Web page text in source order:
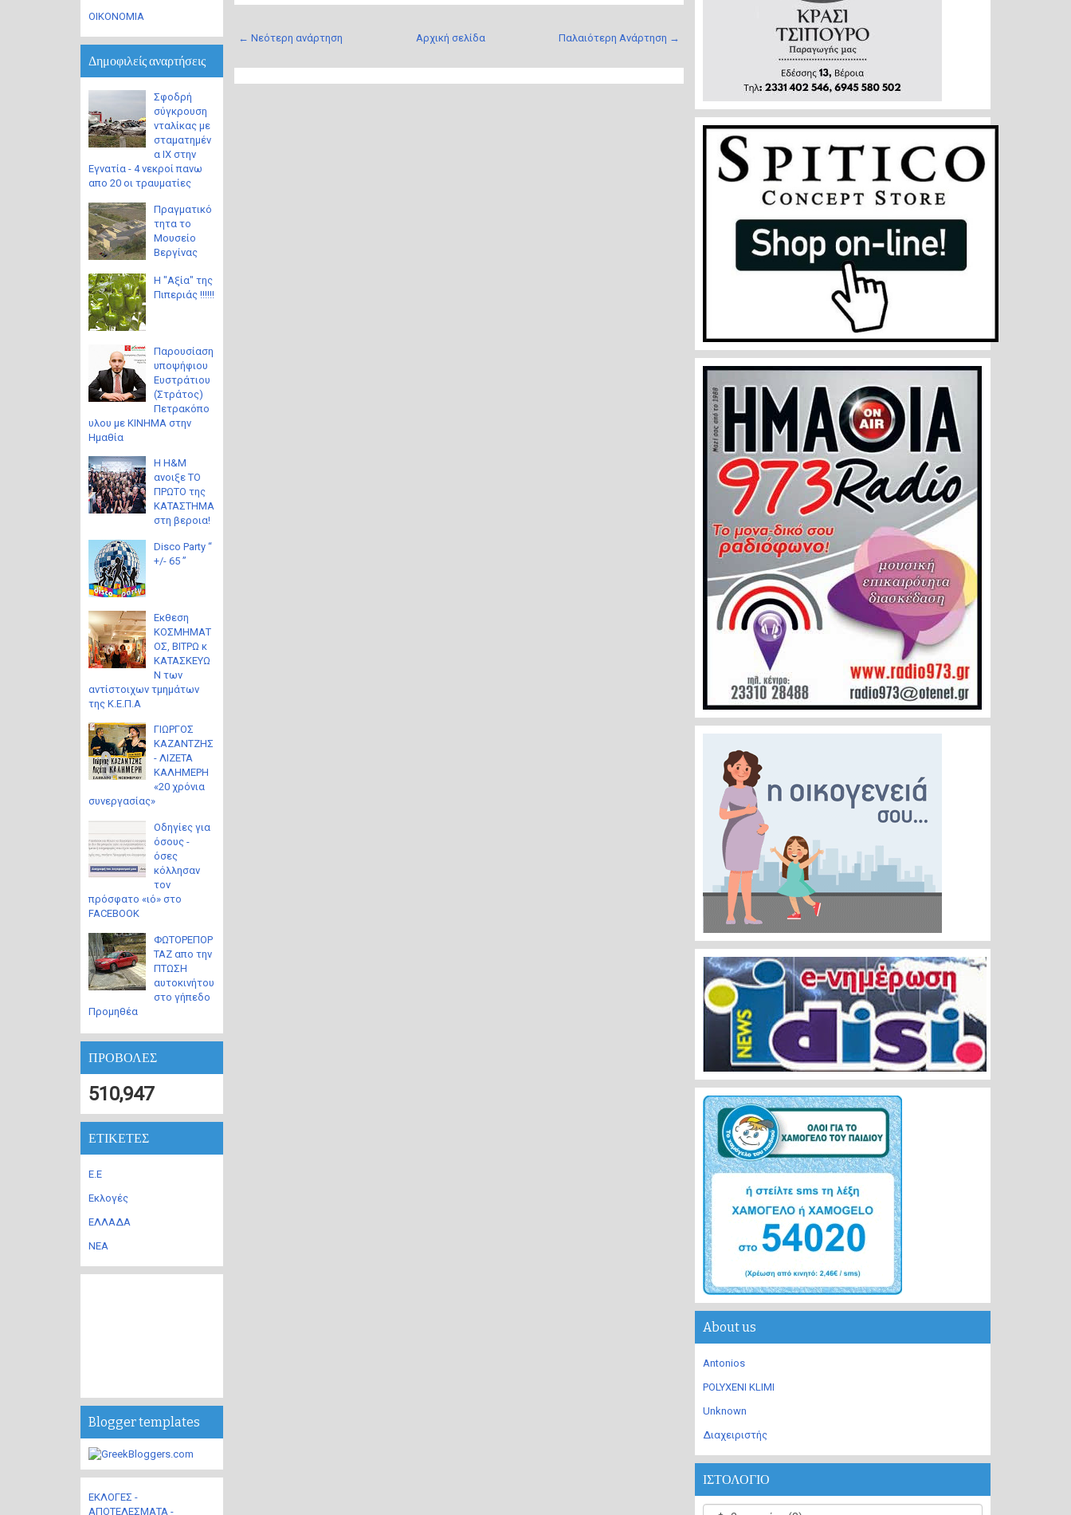
← Νεότερη ανάρτηση Παλαιότερη Ανάρτηση →
Αρχική σελίδα
ΟΙΚΟΝΟΜΙΑ
Δημοφιλείς αναρτήσεις
Σφοδρή
σύγκρουση
νταλίκας με
σταματημέν
α ΙΧ στην
Εγνατία - 4 νεκροί πανω
απο 20 οι τραυματίες
Πραγματικό
τητα το
Μουσείο
Βεργίνας
Η "Αξία" της
Πιπεριάς !!!!!!
Παρουσίαση
υποψήφιου
Ευστράτιου
(Στράτος)
Πετρακόπο
υλου με ΚΙΝΗΜΑ στην
Ημαθία
Η H&M
ανοιξε ΤΟ
ΠΡΩΤΟ της
ΚΑΤΑΣΤΗΜΑ
στη βεροια!
Disco Party “
+/- 65 ”
Eκθεση
ΚΟΣΜΗΜΑΤ
ΟΣ, ΒΙΤΡΩ κ
ΚΑΤΑΣΚΕΥΩ
Ν των
αντίστοιχων τμημάτων
της Κ.Ε.Π.Α
ΓΙΩΡΓΟΣ
ΚΑΖΑΝΤΖΗΣ
- ΛΙΖΕΤΑ
ΚΑΛΗΜΕΡΗ
«20 χρόνια
συνεργασίας»
Οδηγίες για
όσους -
όσες
κόλλησαν
τον
πρόσφατο «ιό» στο
FACEBOOK
ΦΩΤΟΡΕΠΟΡ
ΤΑΖ απο την
ΠΤΩΣΗ
αυτοκινήτου
στο γήπεδο
Προμηθέα
ΠΡΟΒΟΛΕΣ
510,947
ΕΤΙΚΕΤΕΣ
Ε.Ε
Εκλογές
ΕΛΛΑΔΑ
ΝΕΑ
Blogger templates
ΕΚΛΟΓΕΣ -
ΑΠΟΤΕΛΕΣΜΑΤΑ -
About us
Antonios
POLYXENI KLIMI
Unknown
Διαχειριστής
ΙΣΤΟΛΟΓΙΟ